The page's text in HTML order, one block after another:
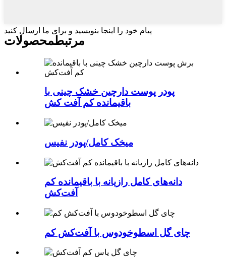
پیام خود را اینجا بنویسید و برای ما ارسال کنید
مرتبطمحصولات
پودر پوست دارچین خشک چینی با
باقیمانده کم آفت کش
میخک کامل/پودر نفیس
دانه‌های کامل رازیانه با باقیمانده کم
آفت‌کش
چای گل اسطوخودوس با آفت‌کش کم